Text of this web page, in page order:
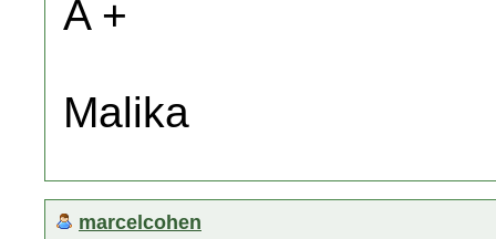
A +
Malika
marcelcohen